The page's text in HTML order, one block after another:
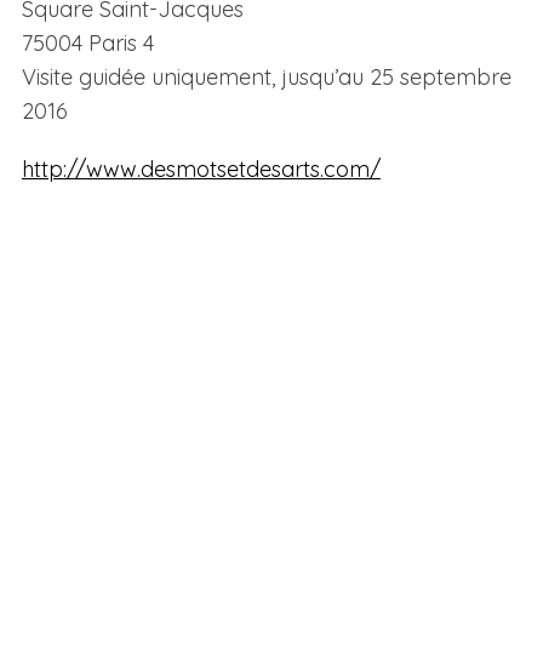
Square Saint-Jacques
75004 Paris 4
Visite guidée uniquement, jusqu’au 25 septembre
2016
http://www.desmotsetdesarts.com/